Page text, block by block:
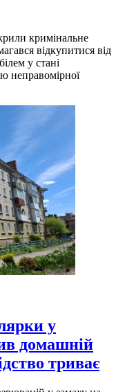
кримінальне
відкупитися від
у стані
неправомірної
у
домашній
триває